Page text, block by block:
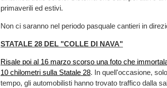
primaverili ed estivi.
Non ci saranno nel periodo pasquale cantieri in
STATALE 28 DEL "COLLE DI NAVA"
Risale poi al 16 marzo scorso una foto che
10 chilometri sulla Statale 28. In quell'occasione,
tempo, gli automobilisti hanno trovato traffico dalla